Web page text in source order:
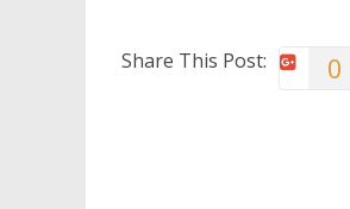
Share This Post: 0